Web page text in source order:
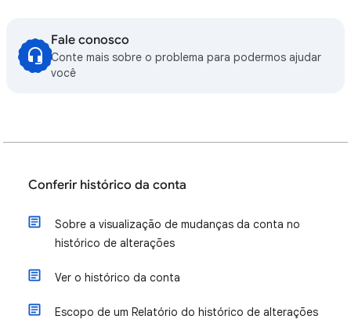
Fale conosco
Conte mais sobre o problema para podermos ajudar
você
Conferir histórico da conta
Sobre a visualização de mudanças da conta no
histórico de alterações
Ver o histórico da conta
Escopo de um Relatório do histórico de alterações